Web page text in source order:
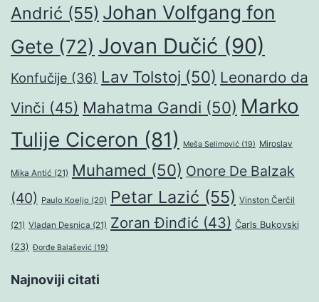
Andrić (55) Johan Volfgang fon
Gete (72) Jovan Dučić (90)
Konfučije (36) Lav Tolstoj (50) Leonardo da
Vinči (45) Mahatma Gandi (50) Marko
Tulije Ciceron (81) Meša Selimović (19) Miroslav
Mika Antić (21) Muhamed (50) Onore De Balzak
(40) Paulo Koeljo (20) Petar Lazić (55) Vinston Čerčil
(21) Vladan Desnica (21) Zoran Đinđić (43) Čarls Bukovski
(23) Đorđe Balašević (19)
Najnoviji citati